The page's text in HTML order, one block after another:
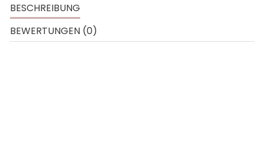
BESCHREIBUNG
BEWERTUNGEN (0)